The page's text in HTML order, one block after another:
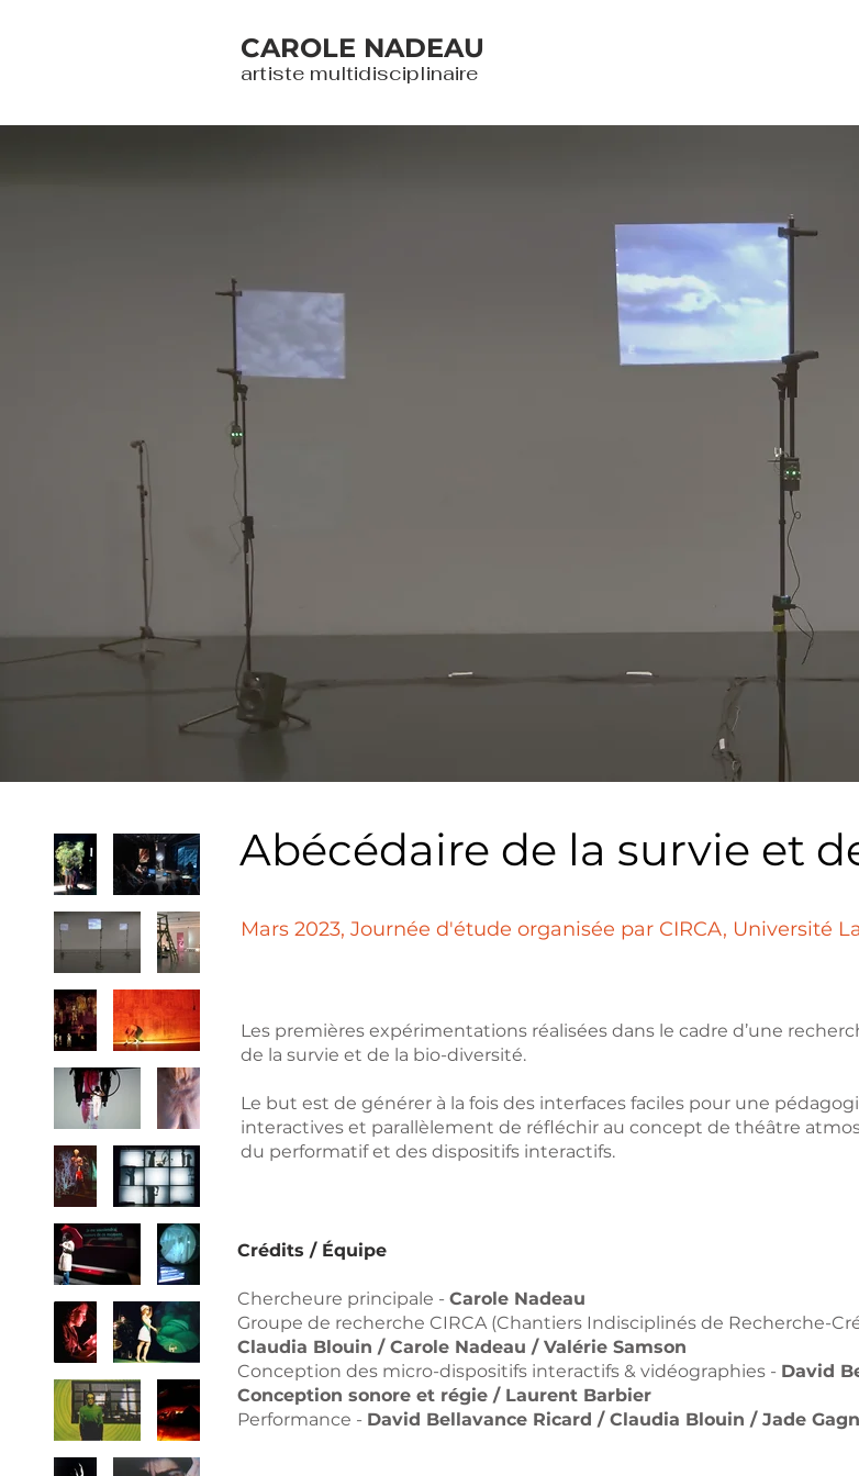
CAROLE NADEAU
artiste multidisciplinaire
Abécédaire de la survie et
​Mars 2023, Journée d'étude organisée par CIRCA, Université
Les premières expérimentations réalisées dans le cadre d’une
de la survie et de la bio-diversité.
Le but est de générer à la fois des interfaces faciles pour une
interactives et parallèlement de réfléchir au concept de théâtre
du performatif et des dispositifs interactifs.
Crédits / Équipe
Chercheure principale - Carole Nadeau
Groupe de recherche CIRCA (Chantiers Indisciplinés de Recherche-
Claudia Blouin / Carole Nadeau / Valérie Samson
Conception des micro-dispositifs interactifs & vidéographies - David
Conception sonore et régie / Laurent Barbier
Performance - David Bellavance Ricard / Claudia Blouin / Jade